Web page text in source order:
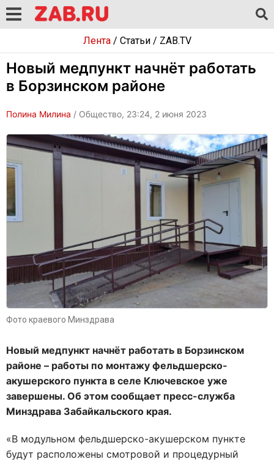
Лента/ Статьи/ ZAB.TV
Новый медпункт начнёт работать
в Борзинском районе
Полина Милина / Общество, 23:24, 2 июня 2023
Фото краевого Минздрава
Новый медпункт начнёт работать в Борзинском
районе – работы по монтажу фельдшерско-
акушерского пункта в селе Ключевское уже
завершены. Об этом сообщает пресс-служба
Минздрава Забайкальского края.
«В модульном фельдшерско-акушерском пункте
будут расположены смотровой и процедурный